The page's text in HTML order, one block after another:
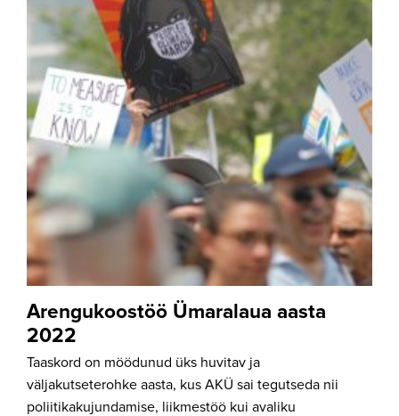
Arengukoostöö Ümaralaua aasta
2022
Taaskord on möödunud üks huvitav ja
väljakutseterohke aasta, kus AKÜ sai tegutseda nii
poliitikakujundamise, liikmestöö kui avaliku